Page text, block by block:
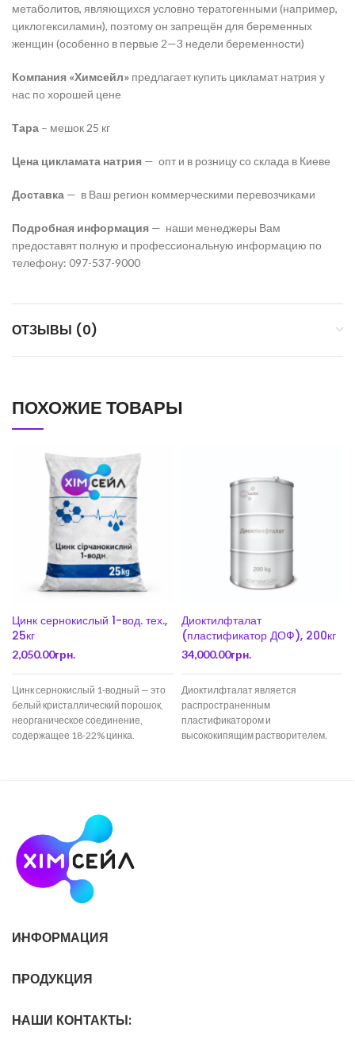
метаболитов, являющихся условно тератогенными (например,
циклогексиламин), поэтому он запрещён для беременных
женщин (особенно в первые 2—3 недели беременности)
Компания «Химсейл» предлагает купить цикламат натрия у
нас по хорошей цене
Тара – мешок 25 кг
Цена цикламата натрия — опт и в розницу со склада в Киеве
Доставка — в Ваш регион коммерческими перевозчиками
Подробная информация — наши менеджеры Вам
предоставят полную и профессиональную информацию по
телефону: 097-537-9000
ОТЗЫВЫ (0)
ПОХОЖИЕ ТОВАРЫ
Цинк сернокислый 1-вод. тех.,
25кг
2,050.00грн.
Цинк сернокислый 1-водный — это
белый кристаллический порошок,
неорганическое соединение,
содержащее 18-22% цинка.
Диоктилфталат
(пластификатор ДОФ), 200кг
34,000.00грн.
Диоктилфталат является
распространенным
пластификатором и
высококипящим растворителем.
ИНФОРМАЦИЯ
ПРОДУКЦИЯ
НАШИ КОНТАКТЫ: